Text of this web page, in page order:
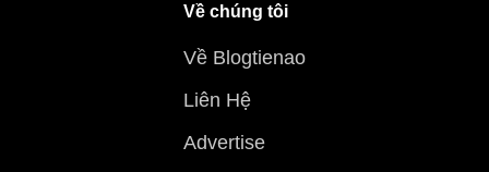
Về chúng tôi
Về Blogtienao
Liên Hệ
Advertise